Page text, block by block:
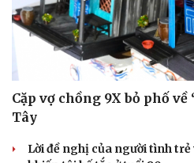
Cặp vợ chồng 9X bỏ phố
Tây
Lời đề nghị của người tình